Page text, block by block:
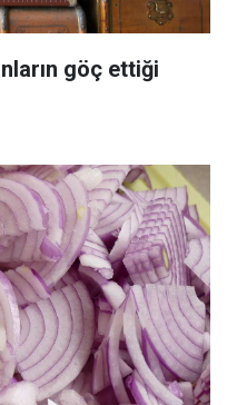
göç ettiği